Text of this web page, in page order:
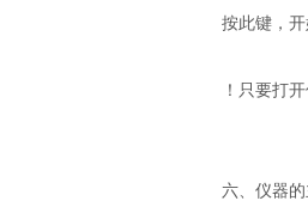
按此键，
！ 只要打
六、仪器